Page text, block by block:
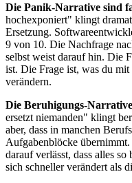
Die Panik-Narrative sind
hochexponiert" klingt
Ersetzung.
9 von 10. Die Nachfrage
selbst weist darauf hin. Die
ist. Die Frage ist, was du
verändern.
Die Beruhigungs-
ersetzt niemanden" klingt
aber, dass in manchen
Aufgabenblöcke
darauf verlässt, dass alles
sich schneller verändert als